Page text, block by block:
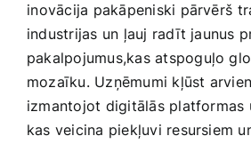
⁤inovācija pakāpeniski pārvērš
industrijas un ļauj radīt jaunus
pakalpojumus,kas‍ atspoguļo
mozaīku. Uzņēmumi kļūst
izmantojot digitālās platformas
kas veicina piekļuvi resursiem